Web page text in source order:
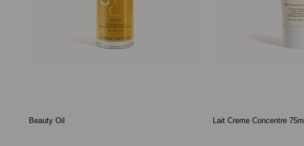
Beauty Oil Lait Creme Concentre 75ml